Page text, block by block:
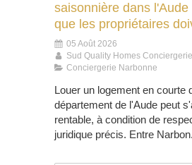
saisonnière dans l'Aude
que les propriétaires
05 Août 2026
Sud Quality Homes
Conciergerie Narbonne
Louer un logement en courte
département de l'Aude peut
rentable, à condition de
juridique précis. Entre